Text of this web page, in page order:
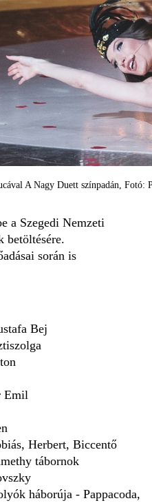
A Nagy Duett színpadán, Fotó:
a Szegedi Nemzeti
betöltésére.
során is
Bej
Emil
Herbert, Biccentő
tábornok
háborúja - Pappacoda,